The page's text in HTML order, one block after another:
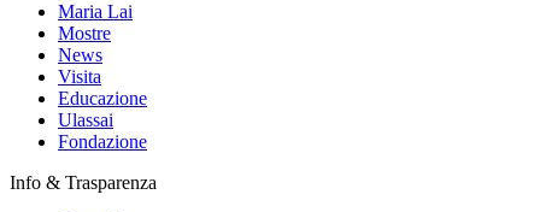
Maria Lai
Mostre
News
Visita
Educazione
Ulassai
Fondazione
Info & Trasparenza